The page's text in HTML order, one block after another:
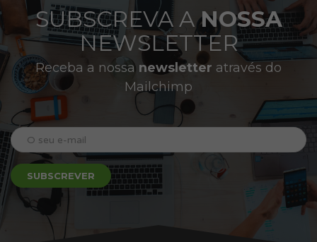
SUBSCREVA ANOSSA
NEWSLETTER
Receba a nossa newsletter através do
Mailchimp
SUBSCREVER